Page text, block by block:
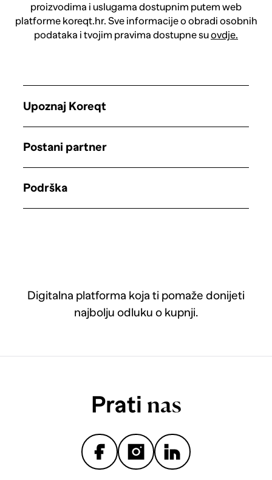
proizvodima i uslugama dostupnim putem web
platforme koreqt.hr. Sve informacije o obradi osobnih
podataka i tvojim pravima dostupne suovdje.
Digitalna platforma koja ti pomaže donijeti
najbolju odluku o kupnji.
Upoznaj Koreqt
Postani partner
Podrška
Prati nas